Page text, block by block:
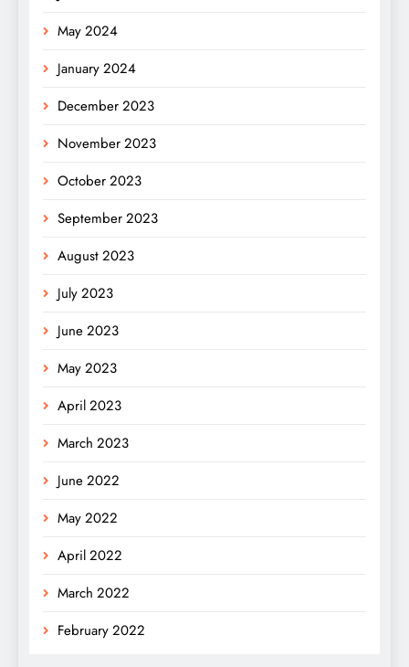
May 2024
January 2024
December 2023
November 2023
October 2023
September 2023
August 2023
July 2023
June 2023
May 2023
April 2023
March 2023
June 2022
May 2022
April 2022
March 2022
February 2022